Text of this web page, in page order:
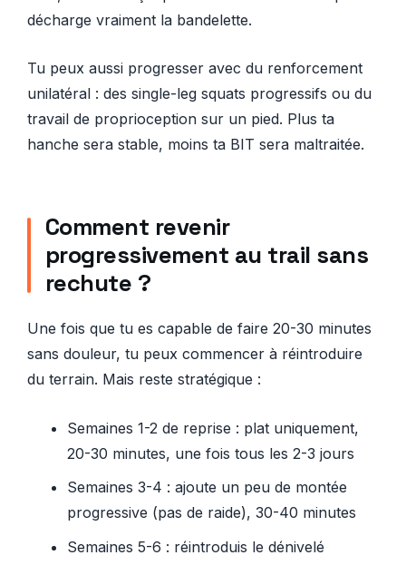
décharge vraiment la bandelette.
Tu peux aussi progresser avec du renforcement
unilatéral : des single-leg squats progressifs ou du
travail de proprioception sur un pied. Plus ta
hanche sera stable, moins ta BIT sera maltraitée.
Comment revenir
progressivement au trail sans
rechute ?
Une fois que tu es capable de faire 20-30 minutes
sans douleur, tu peux commencer à réintroduire
du terrain. Mais reste stratégique :
Semaines 1-2 de reprise : plat uniquement,
20-30 minutes, une fois tous les 2-3 jours
Semaines 3-4 : ajoute un peu de montée
progressive (pas de raide), 30-40 minutes
Semaines 5-6 : réintroduis le dénivelé